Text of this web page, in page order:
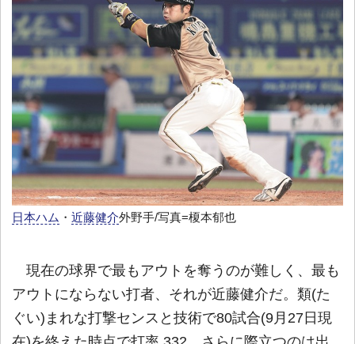
日本ハム ・ 近藤健介外野手/写真=榎本郁也
現在の球界で最もアウトを奪うのが難しく、最も
アウトにならない打者、それが近藤健介だ。類(た
ぐい)まれな打撃センスと技術で80試合(9月27日現